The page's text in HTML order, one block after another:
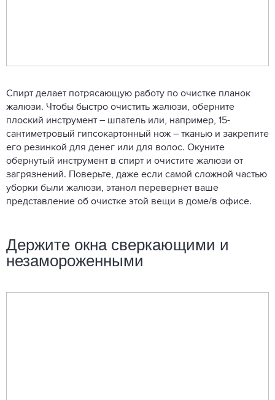
Спирт делает потрясающую работу по очистке планок
жалюзи. Чтобы быстро очистить жалюзи, оберните
плоский инструмент – шпатель или, например, 15-
сантиметровый гипсокартонный нож – тканью и закрепите
его резинкой для денег или для волос. Окуните
обернутый инструмент в спирт и очистите жалюзи от
загрязнений. Поверьте, даже если самой сложной частью
уборки были жалюзи, этанол перевернет ваше
представление об очистке этой вещи в доме/в офисе.
Держите окна сверкающими и
незамороженными